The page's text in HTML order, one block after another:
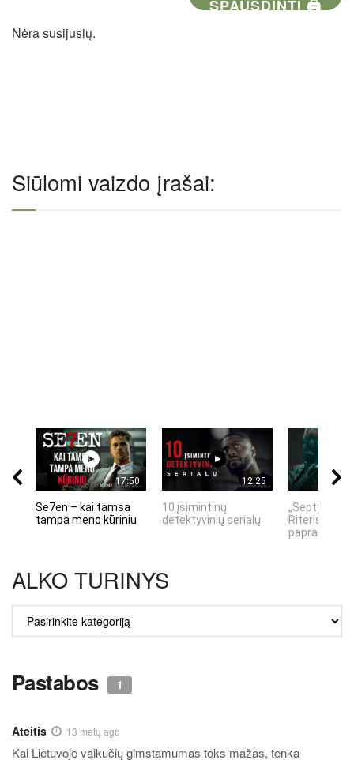
SPAUSDINTI 🖨
Nėra susijusių.
Siūlomi vaizdo įrašai:
17:50
Se7en – kai tamsa
tampa meno kūriniu
12:25
10 įsimintinų
detektyvinių serialų
„Septynių
Riteris" – kai
ALKO TURINYS
TURINYS
Pastabos 1
Ateitis 13 metų ago
Kai Lietuvoje vaikučių gimstamumas toks mažas, tenka